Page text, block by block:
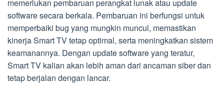
memerlukan pembaruan perangkat lunak atau update
software secara berkala. Pembaruan ini berfungsi untuk
memperbaiki bug yang mungkin muncul, memastikan
kinerja Smart TV tetap optimal, serta meningkatkan sistem
keamanannya. Dengan update software yang teratur,
Smart TV kalian akan lebih aman dari ancaman siber dan
tetap berjalan dengan lancar.